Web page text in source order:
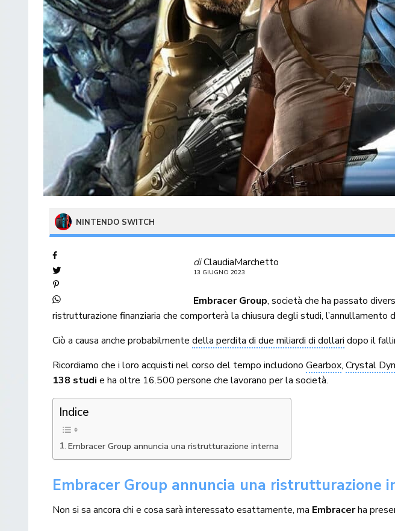
NINTENDO SWITCH
diClaudiaMarchetto
13 GIUGNO 2023
Embracer Group, società che ha passato
ristrutturazione finanziaria che comporterà la chiusura degli studi, l’annullamento
Ciò a causa anche probabilmentedella perdita di due miliardi di dollari dopo il
Ricordiamo che i loro acquisti nel corso del tempo includonoGearbox,Crystal
138 studi e ha oltre 16.500 persone che lavorano per la società.
Indice
Embracer Group annuncia una ristrutturazione interna
Embracer Group annuncia una ristrutturazione
Non si sa ancora chi e cosa sarà interessato esattamente, ma Embracerha